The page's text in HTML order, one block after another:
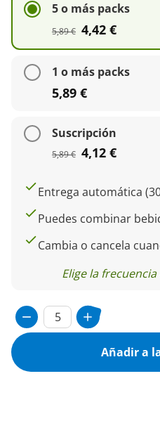
5 o más packs
5,89 € 4,42 €
1 o más packs
5,89 €
Suscripción
5,89 € 4,12 €
Entrega automática
Puedes combinar
Cambia o cancela
Elige la
Añadir a